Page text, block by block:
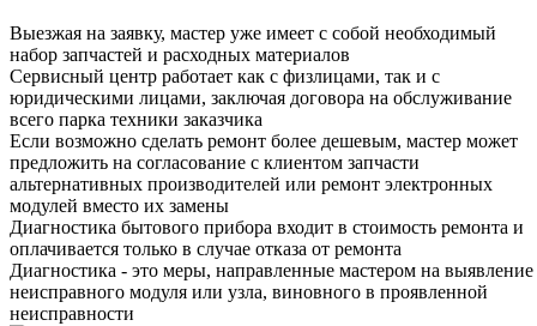
Выезжая на заявку, мастер уже имеет с собой необходимый
набор запчастей и расходных материалов
Сервисный центр работает как с физлицами, так и с
юридическими лицами, заключая договора на обслуживание
всего парка техники заказчика
Если возможно сделать ремонт более дешевым, мастер может
предложить на согласование с клиентом запчасти
альтернативных производителей или ремонт электронных
модулей вместо их замены
Диагностика бытового прибора входит в стоимость ремонта и
оплачивается только в случае отказа от ремонта
Диагностика - это меры, направленные мастером на выявление
неисправного модуля или узла, виновного в проявленной
неисправности